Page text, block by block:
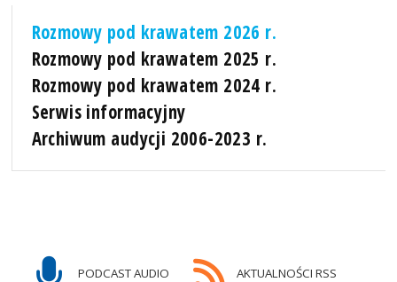
Rozmowy pod krawatem 2026 r.
Rozmowy pod krawatem 2025 r.
Rozmowy pod krawatem 2024 r.
Serwis informacyjny
Archiwum audycji 2006-2023 r.
PODCAST AUDIO AKTUALNOŚCI RSS